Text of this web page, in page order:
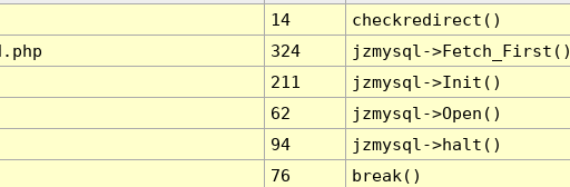
14
checkredirect()
324
jzmysql-
211
jzmysql->Init()
62
jzmysql->Open()
94
jzmysql->halt()
76 break()